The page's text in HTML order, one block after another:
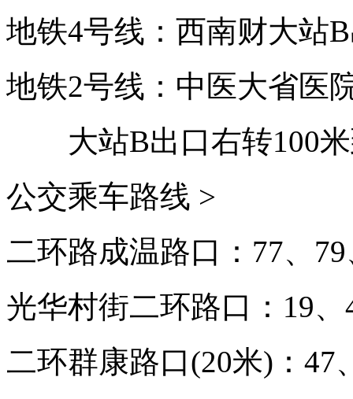
地铁4号线：西南财大站
地铁2号线：中医大省医
大站B出口右转100
公交乘车路线 >
二环路成温路口：77、
光华村街二环路口：19、
二环群康路口(20米)：47